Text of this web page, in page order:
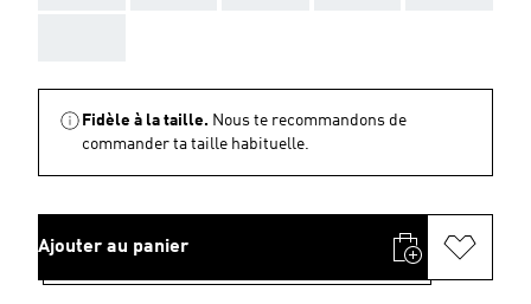
Fidèle à la taille. Nous te recommandons de
commander ta taille habituelle.
Ajouter au panier